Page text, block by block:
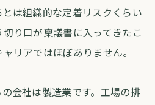
は組織的な定着リスクくらい
り口が稟議書に入ってきたこ
リアではほぼありません。
会社は製造業です。工場の排